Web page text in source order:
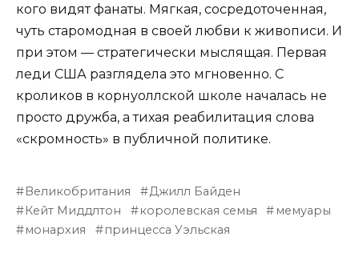
кого видят фанаты. Мягкая, сосредоточенная,
чуть старомодная в своей любви к живописи. И
при этом — стратегически мыслящая. Первая
леди США разглядела это мгновенно. С
кроликов в корнуоллской школе началась не
просто дружба, а тихая реабилитация слова
«скромность» в публичной политике.
Великобритания
Джилл Байден
Кейт Миддлтон
королевская семья
мемуары
монархия
принцесса Уэльская